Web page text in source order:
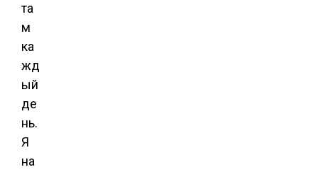
та
м
ка
жд
ый
де
нь.
Я
на